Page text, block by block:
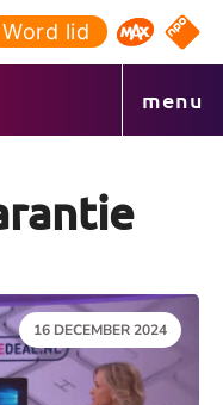
Word lid Omroep
NPO
menu
DATUM:
16 DECEMBER 2024